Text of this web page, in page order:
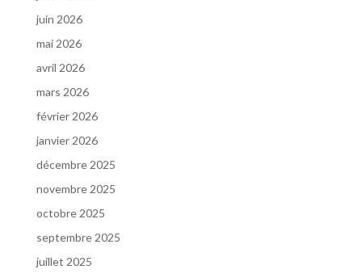
juin 2026
mai 2026
avril 2026
mars 2026
février 2026
janvier 2026
décembre 2025
novembre 2025
octobre 2025
septembre 2025
juillet 2025